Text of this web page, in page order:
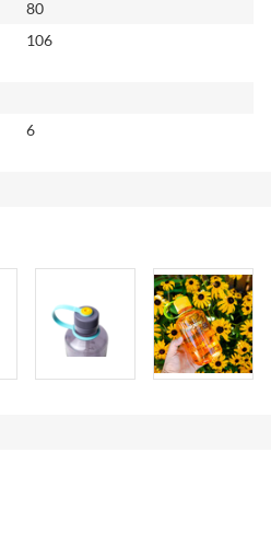
80
106
6